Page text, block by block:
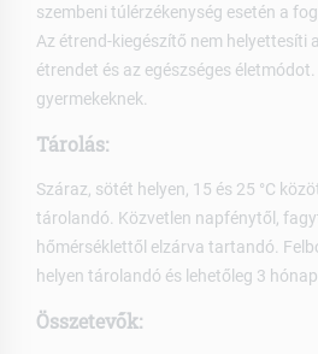
szembeni túlérzékenység esetén a
Az étrend-kiegészítő nem helyettesíti
étrendet és az egészséges
gyermekeknek.
Tárolás:
Száraz, sötét helyen, 15 és 25 °C
tárolandó. Közvetlen napfénytől,
hőmérséklettől elzárva tartandó.
helyen tárolandó és lehetőleg 3
Összetevők: